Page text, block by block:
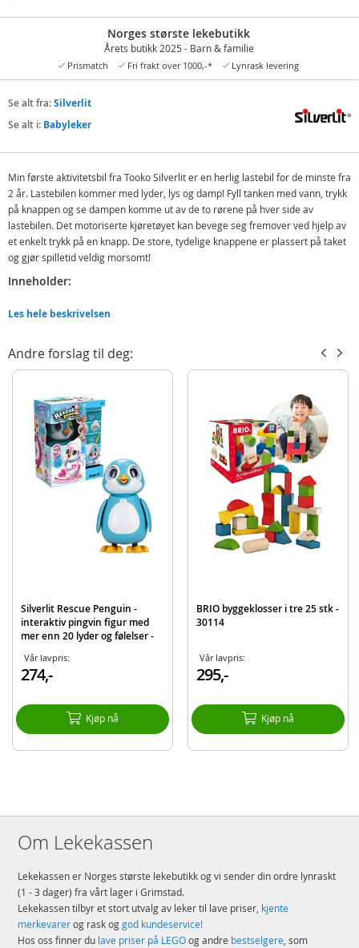
Norges største lekebutikk
Årets butikk 2025 - Barn & familie
Prismatch Fri frakt over 1000,-* Lynrask levering
Se alt fra:Silverlit
Se alt i: Babyleker
Min første aktivitetsbil fra Tooko Silverlit er en herlig lastebil for de minste fra
2 år. Lastebilen kommer med lyder, lys og damp! Fyll tanken med vann, trykk
på knappen og se dampen komme ut av de to rørene på hver side av
lastebilen. Det motoriserte kjøretøyet kan bevege seg fremover ved hjelp av
et enkelt trykk på en knapp. De store, tydelige knappene er plassert på taket
og gjør spilletid veldig morsomt!
Inneholder:
Batteribehov: 3xAAA-batterier (ikke inkludert)
Alder: fra 2 år
Produktdetaljer
Modell
4891813814788
Merke
Les hele beskrivelsen
Andre forslag til deg:
Silverlit Rescue Penguin -
interaktiv pingvin figur med
mer enn 20 lyder og følelser -
Vår lavpris:
274,-
Kjøp nå
BRIO byggeklosser i tre 25 stk -
30114
Vår lavpris:
295,-
Kjøp nå
Om Lekekassen
Lekekassen er Norges største lekebutikk og vi sender din ordre lynraskt
(1 - 3 dager) fra vårt lager i Grimstad.
Lekekassen tilbyr et stort utvalg av leker til lave priser, kjente
merkevarerog rask oggod kundeservice!
Hos oss finner du lave priser på LEGOog andre bestselgere, som